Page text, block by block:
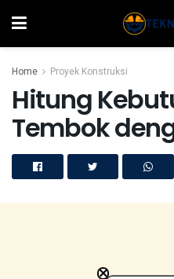
Home Proyek Konstruksi
Hitung
Tembok
×